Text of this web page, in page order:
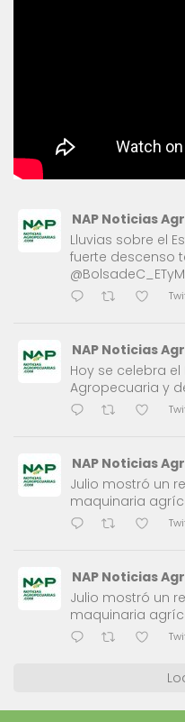
NAP Noticias
Lluvias sobre el
fuerte descenso
@BolsadeC_ETyM
NAP Noticias
Hoy se celebra
Agropecuaria y
NAP Noticias
Julio mostró un
maquinaria
NAP Noticias
Julio mostró un
maquinaria